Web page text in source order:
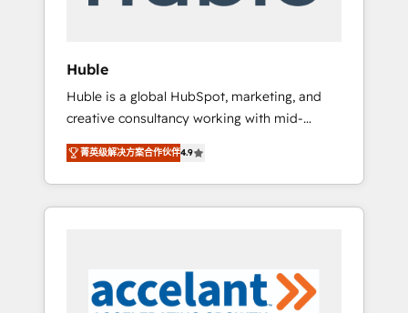
Paypal 💰 Sage or Netsuite 🤖 Google or
Microsoft ✍️ DocuSign or PandaDoc 🌐
Avalara or Quaderno HubSnacks holds the
rare Advanced "Custom Integrations"
Accreditation, securely sync data across... 🔄
any apps, in any direction. Stuck on your old
CRM..? Migrate | seamlessly off your old CRM
our in-house "HubScrub" Tool.
Huble
Huble is a global HubSpot, marketing, and
creative consultancy working with mid-
market and enterprise businesses. We go
beyond implementation, shaping the
strategy, processes, and teams that turn
HubSpot into a genuine growth engine.
5 partners worldwide, and with over 15 years
in the ecosystem, Huble has built a track
菁英级解决方案合作伙伴4.9